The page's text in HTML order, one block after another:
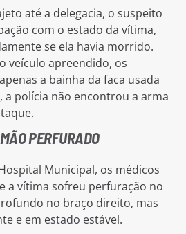
até a delegacia, o suspeito
com o estado da vítima,
se ela havia morrido.
veículo apreendido, os
a bainha da faca usada
polícia não encontrou a arma
PERFURADO
Municipal, os médicos
a vítima sofreu perfuração no
no braço direito, mas
e em estado estável.